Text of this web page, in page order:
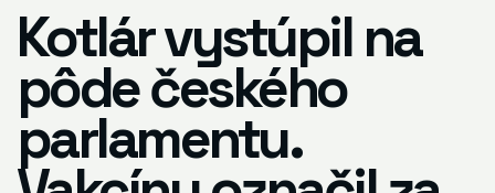
Kotlár vystúpil na
pôde českého
parlamentu.